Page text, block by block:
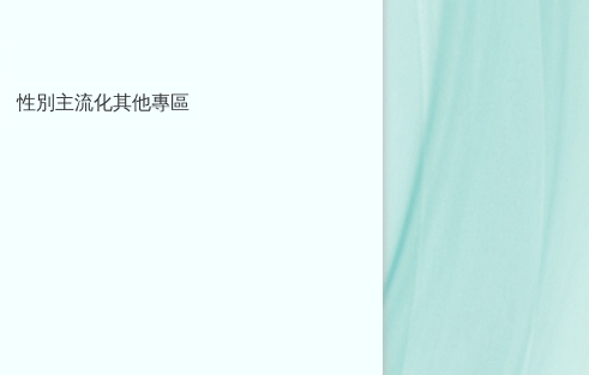
性別主流化其他專區